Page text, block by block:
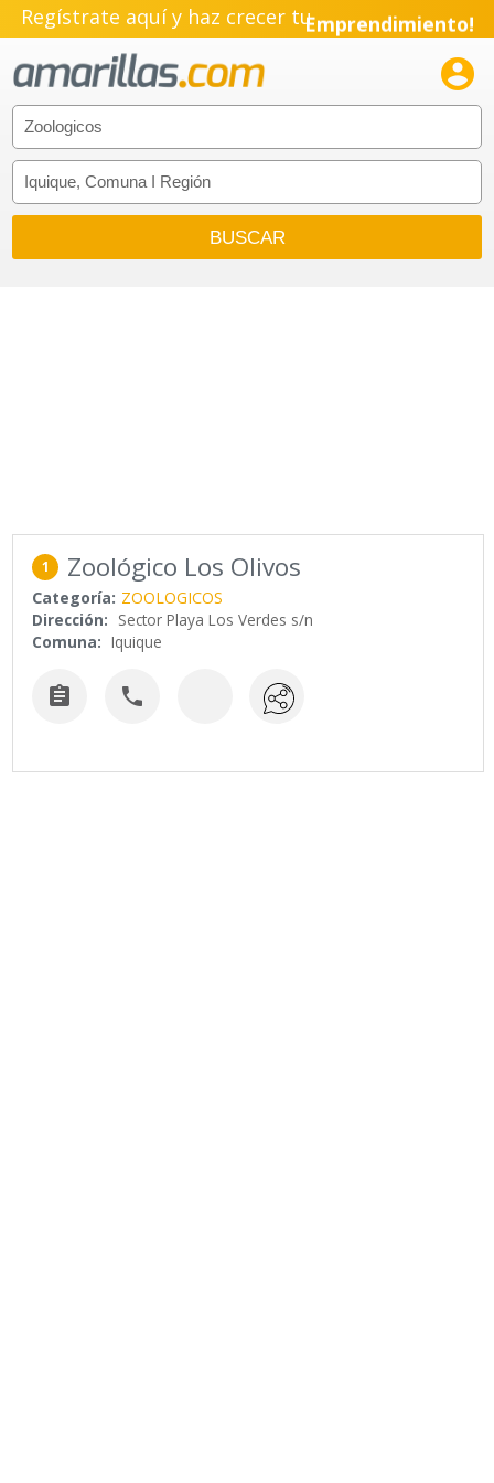
Regístrate aquí y haz crecer tuEmprendimiento!

1 Zoológico Los Olivos
Categoría: ZOOLOGICOS
Dirección: Sector Playa Los Verdes s/n
Comuna: Iquique
 